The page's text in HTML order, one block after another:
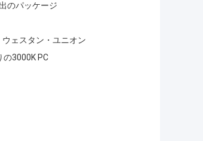
のパッケージ
ェスタン・ユニオン
の3000K PC